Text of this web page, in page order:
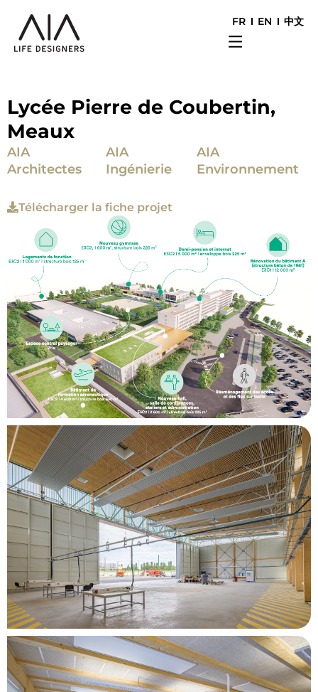
FR EN 中文
Lycée Pierre de Coubertin,
Meaux
AIA
Architectes
AIA
Ingénierie
AIA
Environnement
Télécharger la fiche projet